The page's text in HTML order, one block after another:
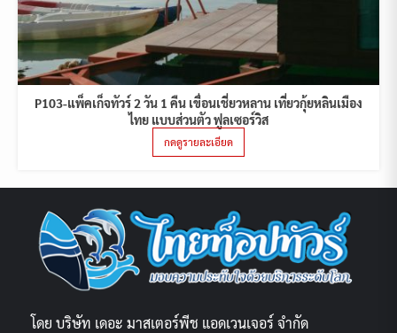
P103-แพ็คเก็จทัวร์ 2 วัน 1 คืน เขื่อนเชี่ยวหลาน เที่ยวกุ้ยหลินเมือง
ไทย แบบส่วนตัว ฟูลเซอร์วิส
กดดูรายละเอียด
โดย บริษัท เดอะ มาสเตอร์พีช แอดเวนเจอร์ จำกัด